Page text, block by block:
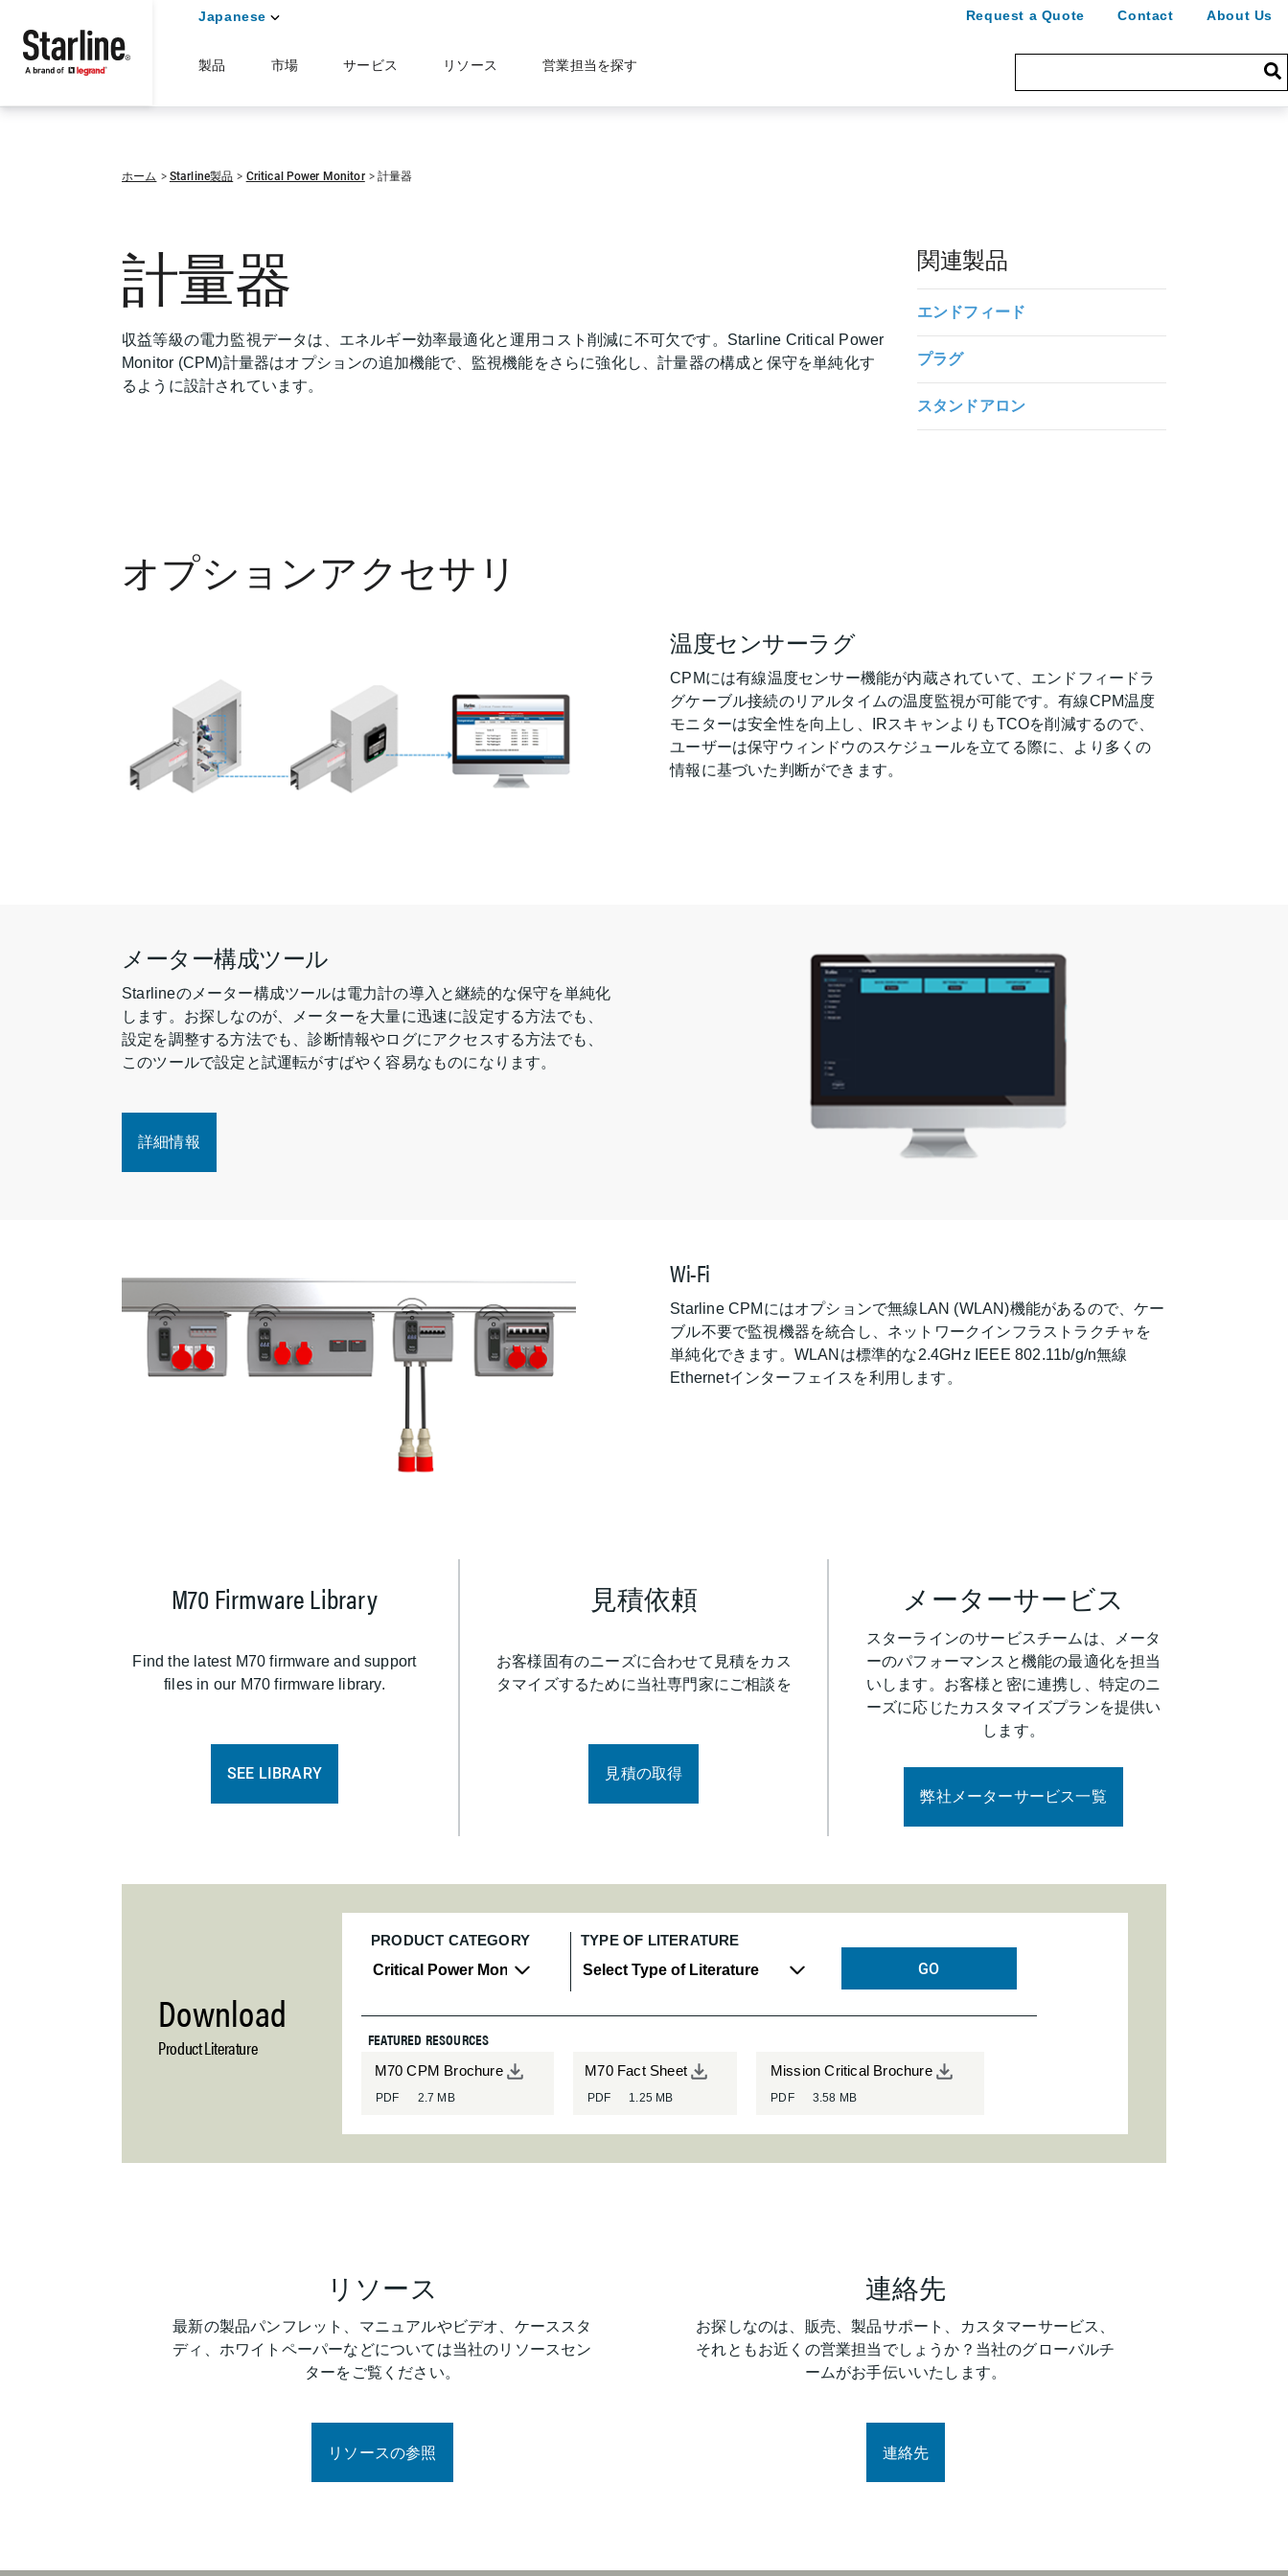
Japanese Request a Quote Contact About Us
製品 市場 サービス リソース 営業担当を探す
ホーム Starline製品 Critical Power Monitor 計量器
計量器
収益等級の電力監視データは、エネルギー効率最適化と運用コスト削減に不可欠です。Starline Critical Power
Monitor (CPM)計量器はオプションの追加機能で、監視機能をさらに強化し、計量器の構成と保守を単純化す
るように設計されています。
関連製品
エンドフィード
プラグ
スタンドアロン
オプションアクセサリ
温度センサーラグ
CPMには有線温度センサー機能が内蔵されていて、エンドフィードラ
グケーブル接続のリアルタイムの温度監視が可能です。有線CPM温度
モニターは安全性を向上し、IRスキャンよりもTCOを削減するので、
ユーザーは保守ウィンドウのスケジュールを立てる際に、より多くの
情報に基づいた判断ができます。
メーター構成ツール
Starlineのメーター構成ツールは電力計の導入と継続的な保守を単純化
します。お探しなのが、メーターを大量に迅速に設定する方法でも、
設定を調整する方法でも、診断情報やログにアクセスする方法でも、
このツールで設定と試運転がすばやく容易なものになります。
詳細情報
Wi-Fi
Starline CPMにはオプションで無線LAN (WLAN)機能があるので、ケー
ブル不要で監視機器を統合し、ネットワークインフラストラクチャを
単純化できます。WLANは標準的な2.4GHz IEEE 802.11b/g/n無線
Ethernetインターフェイスを利用します。
M70 Firmware Library
Find the latest M70 firmware and support
files in our M70 firmware library.
SEE LIBRARY
見積依頼
お客様固有のニーズに合わせて見積をカス
タマイズするために当社専門家にご相談を
見積の取得
メーターサービス
スターラインのサービスチームは、メータ
ーのパフォーマンスと機能の最適化を担当
いします。お客様と密に連携し、特定のニ
ーズに応じたカスタマイズプランを提供い
します。
弊社メーターサービス一覧
Download
Product Literature
PRODUCT CATEGORY TYPE OF LITERATURE
GO
FEATURED RESOURCES
M70 CPM Brochure
PDF 2.7 MB
M70 Fact Sheet
PDF 1.25 MB
Mission Critical Brochure
PDF 3.58 MB
リソース
最新の製品パンフレット、マニュアルやビデオ、ケーススタ
ディ、ホワイトペーパーなどについては当社のリソースセン
ターをご覧ください。
リソースの参照
連絡先
お探しなのは、販売、製品サポート、カスタマーサービス、
それともお近くの営業担当でしょうか？当社のグローバルチ
ームがお手伝いいたします。
連絡先